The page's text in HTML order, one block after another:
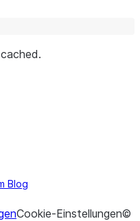
Blog
Cookie-Einstellungen©